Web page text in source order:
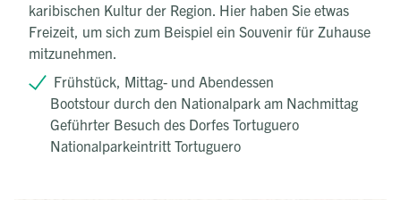
karibischen Kultur der Region. Hier haben Sie etwas
Freizeit, um sich zum Beispiel ein Souvenir für Zuhause
mitzunehmen.
Frühstück, Mittag- und Abendessen
Bootstour durch den Nationalpark am Nachmittag
Geführter Besuch des Dorfes Tortuguero
Nationalparkeintritt Tortuguero